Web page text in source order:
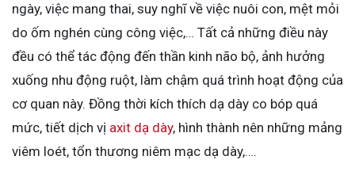
ngày, việc mang thai, suy nghĩ về việc nuôi con, mệt mỏi
do ốm nghén cùng công việc,… Tất cả những điều này
đều có thể tác động đến thần kinh não bộ, ảnh hưởng
xuống nhu động ruột, làm chậm quá trình hoạt động của
cơ quan này. Đồng thời kích thích dạ dày co bóp quá
mức, tiết dịch vị axit dạ dày, hình thành nên những mảng
viêm loét, tổn thương niêm mạc dạ dày,….